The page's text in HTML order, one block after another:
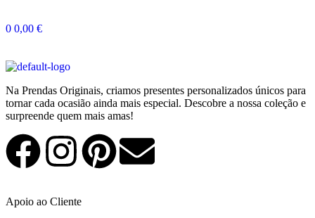
0 0,00 €
Na Prendas Originais, criamos presentes personalizados únicos para
tornar cada ocasião ainda mais especial. Descobre a nossa coleção e
surpreende quem mais amas!
Apoio ao Cliente